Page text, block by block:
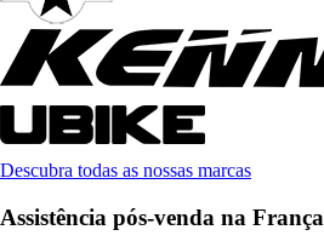
Descubra todas as nossas marcas
Assistência pós-venda na França